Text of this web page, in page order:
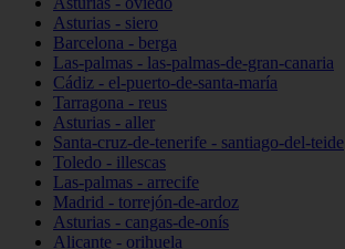
Asturias - siero
Barcelona - berga
Las-palmas - las-palmas-de-gran-canaria
Cádiz - el-puerto-de-santa-maría
Tarragona - reus
Asturias - aller
Santa-cruz-de-tenerife - santiago-del-teide
Toledo - illescas
Las-palmas - arrecife
Madrid - torrejón-de-ardoz
Asturias - cangas-de-onís
Alicante - orihuela